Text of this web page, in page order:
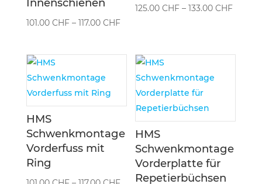
101.00 CHF – 117.00 CHFPreisspanne:
bis
117.00 CHF
125.00CHF –133.00CHF
133.00
HMS
Schwenkmontage
Vorderfuss mit
Ring
HMS
Schwenkmontage
Vorderplatte für
Repetierbüchsen